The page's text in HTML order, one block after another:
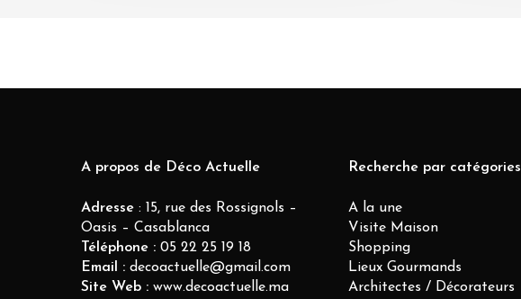
A propos de Déco Actuelle
Adresse : 15, rue des Rossignols –
Oasis – Casablanca
Téléphone : 05 22 25 19 18
Email : decoactuelle@gmail.com
Site Web : www.decoactuelle.ma
Recherche par catégories
A la une
Visite Maison
Shopping
Lieux Gourmands
Architectes / Décorateurs